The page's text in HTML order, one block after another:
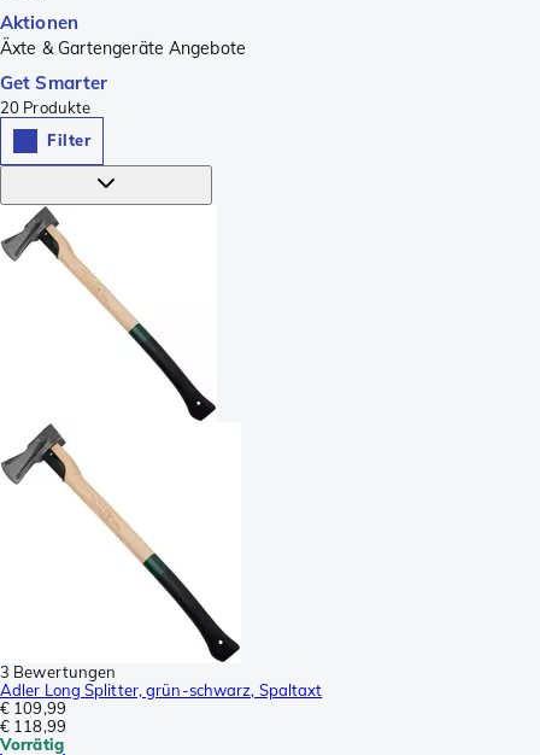
Aktionen
Äxte & Gartengeräte Angebote
Get Smarter
20 Produkte
Filter
3 Bewertungen
Adler Long Splitter, grün-schwarz, Spaltaxt
€ 109,99
€ 118,99
Vorrätig